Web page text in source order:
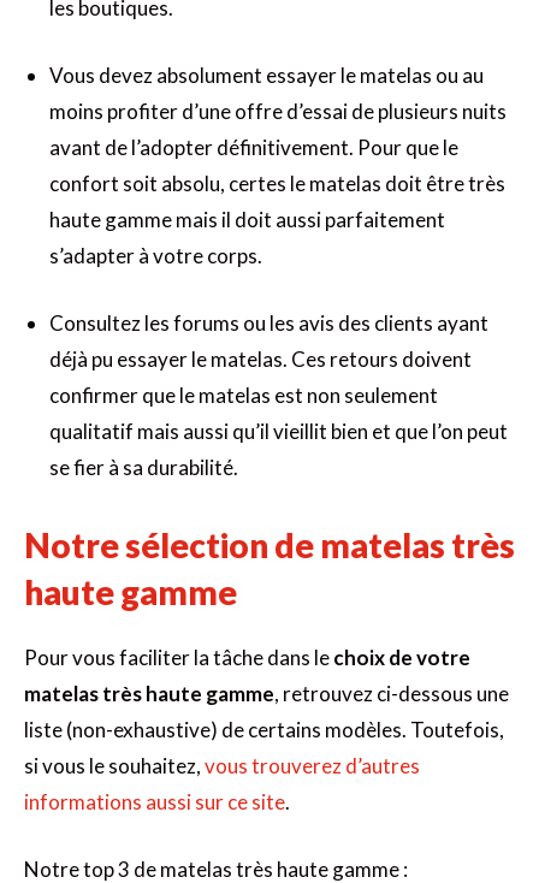
les boutiques.
Vous devez absolument essayer le matelas ou au
moins profiter d’une offre d’essai de plusieurs nuits
avant de l’adopter définitivement. Pour que le
confort soit absolu, certes le matelas doit être très
haute gamme mais il doit aussi parfaitement
s’adapter à votre corps.
Consultez les forums ou les avis des clients ayant
déjà pu essayer le matelas. Ces retours doivent
confirmer que le matelas est non seulement
qualitatif mais aussi qu’il vieillit bien et que l’on peut
se fier à sa durabilité.
Notre sélection de matelas très
haute gamme
Pour vous faciliter la tâche dans lechoix de votre
matelas très haute gamme, retrouvez ci-dessous une
liste (non-exhaustive) de certains modèles. Toutefois,
si vous le souhaitez,vous trouverez d’autres
informations aussi sur ce site.
Notre top 3 de matelas très haute gamme :